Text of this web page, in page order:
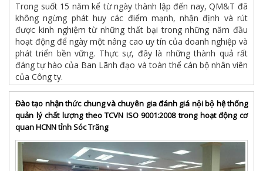
Trong suốt 15 năm kể từ ngày thành lập đến nay, QM&T đã
không ngừng phát huy các điểm mạnh, nhận định và rút
được kinh nghiệm từ những thất bại trong những năm đầu
hoạt động để ngày một nâng cao uy tín của doanh nghiệp và
phát triển bền vững. Thực sự, đây là những thành quả rất
đáng tự hào của Ban Lãnh đạo và toàn thể cán bộ nhân viên
của Công ty.
Đào tạo nhận thức chung và chuyên gia đánh giá nội bộ hệ thống
quản lý chất lượng theo TCVN ISO 9001:2008 trong hoạt động cơ
quan HCNN tỉnh Sóc Trăng